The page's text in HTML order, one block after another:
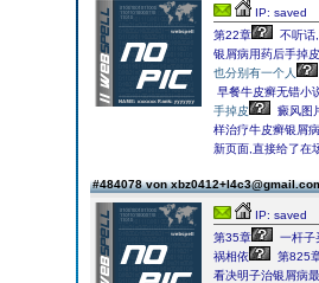
IP: saved
第22章
不听话
银屑病用药后手掉
也分别有一个人
早餐牛皮癣无错小
手掉皮
癜风图
样治疗牛皮癣银屑
新页面,直接给了在
#484078 von
IP: saved
第35章
一杆子
祸相依
第825
看决明子治银屑病